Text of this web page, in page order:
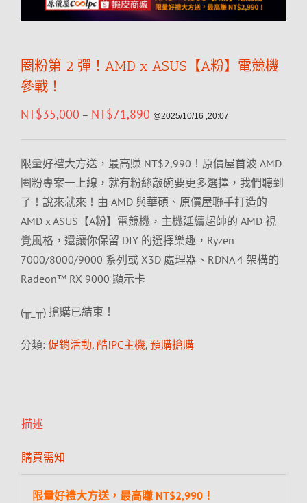
圈粉第 2 彈！AMD x ASUS【A粉】電競機
參戰！
NT$35,000 – NT$71,890 @2025/10/16 ,20:07
限量好禮大方送，最高賺 NT$2,990！原價屋首波 AMD
圈粉專案一上線，就有粉絲敲碗要更多選擇，我們聽到
了！說來就來！由 AMD 與華碩、原價屋聯手打造的
AMD x ASUS【A粉】電競機，主機延續超帥的 AMD 視
覺風格，還讓你保留 DIY 的選擇樂趣，Ryzen
7000/8000/9000 系列或 X3D 處理器、RDNA 4 架構的
Radeon™ RX 9000 顯示卡
(╥_╥) 搶購已結束！
分類: 促銷活動, 酷!PC主機, 預購搶購
描述
購買需知
限量好禮大方送，最高賺 NT$2,990！